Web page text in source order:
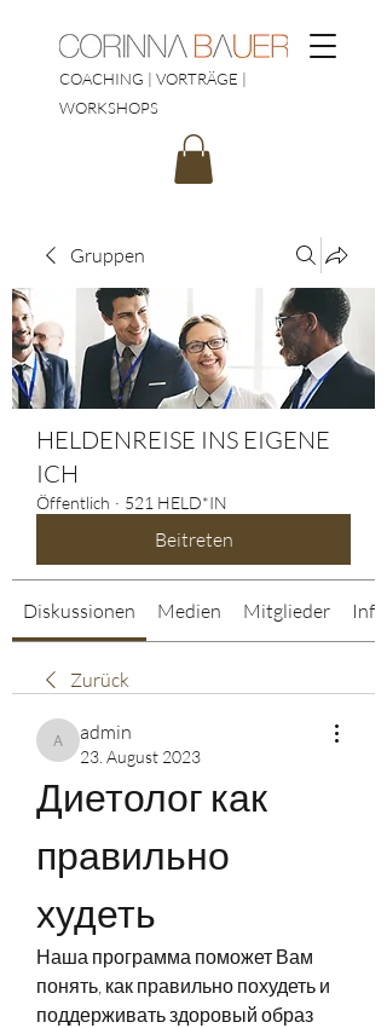
COACHING | VORTRÄGE |
WORKSHOPS
Gruppen
HELDENREISE INS EIGENE
ICH
Öffentlich · 521 HELD*IN
Beitreten
Diskussionen Medien Mitglieder Info
Zurück
admin
admin
23. August 2023
Диетолог как
правильно
худеть
Наша программа поможет Вам
понять, как правильно похудеть и
поддерживать здоровый образ